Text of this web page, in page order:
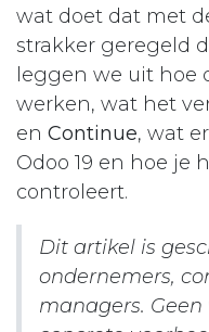
wat doet dat met
strakker geregeld
leggen we uit hoe
werken, wat het
en Continue, wat
Odoo 19 en hoe je
controleert.
Dit artikel is
ondernemers,
managers.